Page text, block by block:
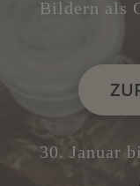
Bildern als
30. Januar